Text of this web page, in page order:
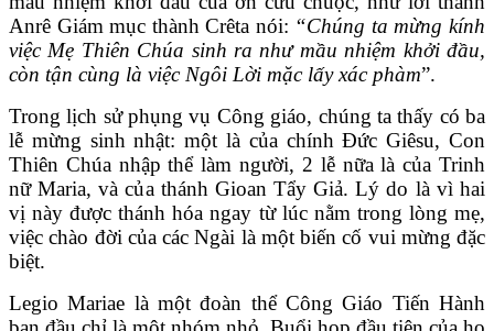
Anrê Giám mục thành Crêta nói: “Chúng ta mừng kính
việc Mẹ Thiên Chúa sinh ra như mầu nhiệm khởi đầu,
còn tận cùng là việc Ngôi Lời mặc lấy xác phàm”.
Trong lịch sử phụng vụ Công giáo, chúng ta thấy có ba
lễ mừng sinh nhật: một là của chính Đức Giêsu, Con
Thiên Chúa nhập thể làm người, 2 lễ nữa là của Trinh
nữ Maria, và của thánh Gioan Tẩy Giả. Lý do là vì hai
vị này được thánh hóa ngay từ lúc nằm trong lòng mẹ,
việc chào đời của các Ngài là một biến cố vui mừng đặc
biệt.
Legio Mariae là một đoàn thể Công Giáo Tiến Hành